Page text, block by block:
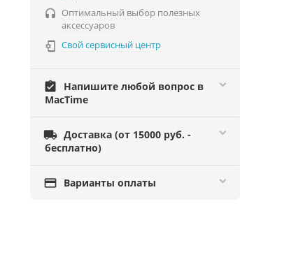
 Оптимальный выбор полезных
аксессуаров
 Свой сервисный центр
assignment_turned_in
Напишите любой вопрос в
MacTime
 Доставка (от 15000 руб. -
бесплатно)
 Варианты оплаты